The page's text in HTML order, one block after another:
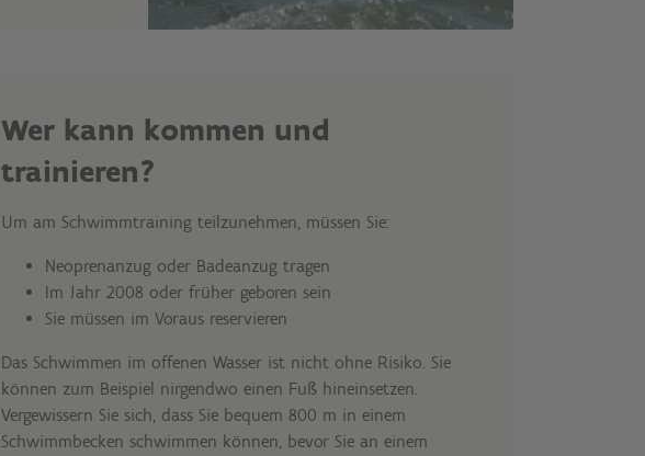
Wer kann kommen und
trainieren?
Um am Schwimmtraining teilzunehmen, müssen Sie:
Neoprenanzug oder Badeanzug tragen
Im Jahr 2008 oder früher geboren sein
Sie müssen im Voraus reservieren
Das Schwimmen im offenen Wasser ist nicht ohne Risiko. Sie
können zum Beispiel nirgendwo einen Fuß hineinsetzen.
Vergewissern Sie sich, dass Sie bequem 800 m in einem
Schwimmbecken schwimmen können, bevor Sie an einem